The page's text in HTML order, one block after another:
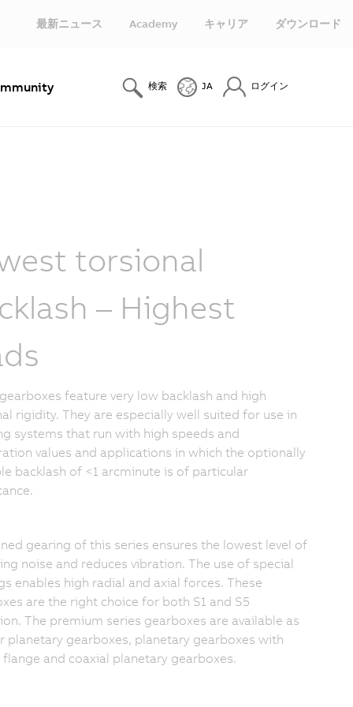
最新ニュース Academy キャリア ダウンロード
検索 JA ログイン
torsional
– Highest
feature very low backlash and high
rigidity. They are especially well suited for use in
systems that run with high speeds and
values and applications in which the optionally
backlash of <1 arcminute is of particular
gearing of this series ensures the lowest level of
noise and reduces vibration. The use of special
enables high radial and axial forces. These
are the right choice for both S1 and S5
The premium series gearboxes are available as
planetary gearboxes, planetary gearboxes with
and coaxial planetary gearboxes.